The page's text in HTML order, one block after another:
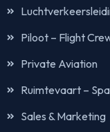
Piloot – Flight
Private Aviation
Ruimtevaart –
Sales & Marketing